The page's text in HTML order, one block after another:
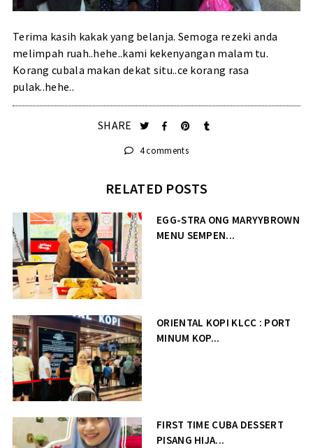
Terima kasih kakak yang belanja. Semoga rezeki anda
melimpah ruah..hehe..kami kekenyangan malam tu.
Korang cubala makan dekat situ..ce korang rasa
pulak..hehe..
SHARE
4 comments
RELATED POSTS
EGG-STRA ONG MARYYBROWN
MENU SEMPEN...
ORIENTAL KOPI KLCC : PORT
MINUM KOP...
FIRST TIME CUBA DESSERT
PISANG HIJA...